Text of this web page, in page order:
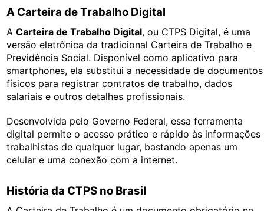
A Carteira de Trabalho Digital
ACarteira de Trabalho Digital, ou CTPS Digital, é uma
versão eletrônica da tradicional Carteira de Trabalho e
Previdência Social. Disponível como aplicativo para
smartphones, ela substitui a necessidade de documentos
físicos para registrar contratos de trabalho, dados
salariais e outros detalhes profissionais.
Desenvolvida pelo Governo Federal, essa ferramenta
digital permite o acesso prático e rápido às informações
trabalhistas de qualquer lugar, bastando apenas um
celular e uma conexão com a internet.
História da CTPS no Brasil